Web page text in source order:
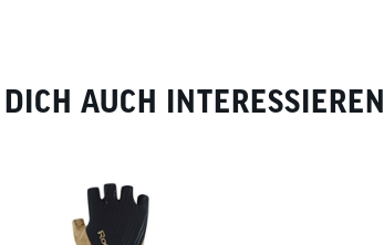
AUCH INTERESSIEREN